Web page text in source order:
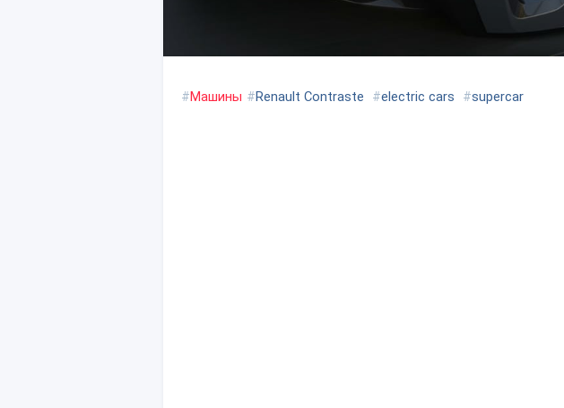
#Машины #Renault Contraste #electric cars #supercar